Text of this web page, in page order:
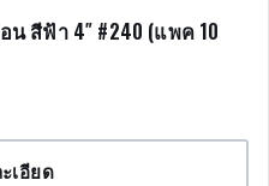
น สีฟ้า 4″ #240 (แพค 10
เอียด